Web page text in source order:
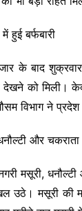
हुई बर्फबारी
के बाद
देखने को मिली।
विभाग ने प्रदेश
और
मसूरी,
उठे। मसूरी की